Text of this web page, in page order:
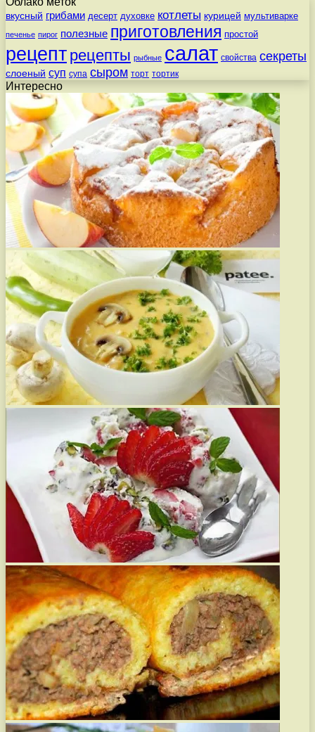
вкусный грибами десерт духовке котлеты курицей мультиварке
печенье пирог полезные приготовления простой
рецепт рецепты рыбные салат свойства секреты
слоеный суп супа сыром торт тортик
Интересно